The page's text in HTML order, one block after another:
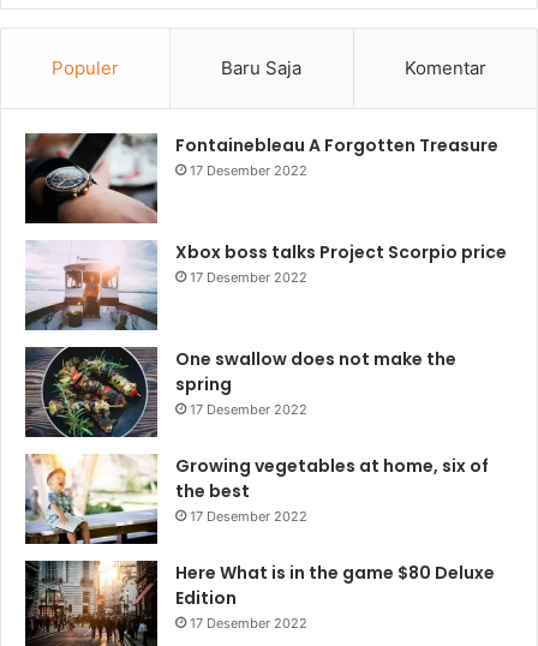
Populer Baru Saja Komentar
Fontainebleau A Forgotten Treasure
17 Desember 2022
Xbox boss talks Project Scorpio price
17 Desember 2022
One swallow does not make the
spring
17 Desember 2022
Growing vegetables at home, six of
the best
17 Desember 2022
Here What is in the game $80 Deluxe
Edition
17 Desember 2022